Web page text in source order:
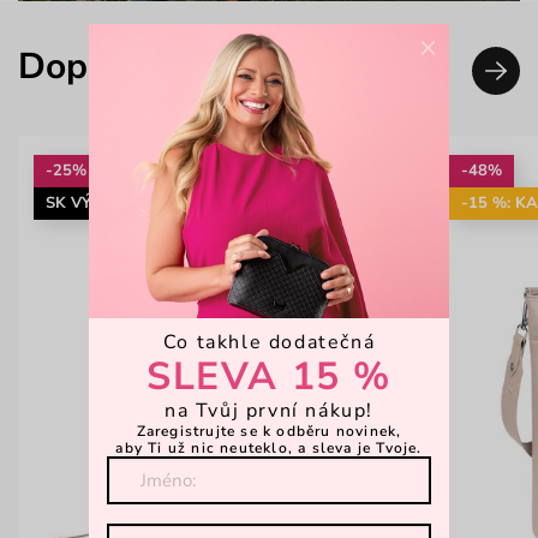
Doplň svůj look
-25%
SK VÝROBA
-48%
-15 %:
×
Co takhle dodatečná
SLEVA 15 %
na Tvůj první nákup!
Zaregistrujte se k odběru novinek,
aby Ti už nic neuteklo, a sleva je Tvoje.